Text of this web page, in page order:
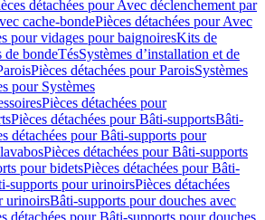
détachées pour Avec déclenchement par
cache-bondePièces détachées pour Avec
pour vidages pour baignoiresKits de
de bondeTésSystèmes d’installation et de
Pièces détachées pour ParoisSystèmes
pour Systèmes
Pièces détachées pour
Pièces détachées pour Bâti-supportsBâti-
détachées pour Bâti-supports pour
Pièces détachées pour Bâti-supports
pour bidetsPièces détachées pour Bâti-
supports pour urinoirsPièces détachées
urinoirsBâti-supports pour douches avec
détachées pour Bâti-supports pour douches